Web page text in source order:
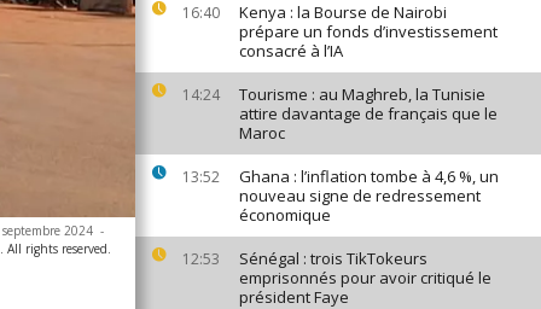
16:40
Kenya : la Bourse de Nairobi
prépare un fonds d’investissement
consacré à l’IA
14:24
Tourisme : au Maghreb, la Tunisie
attire davantage de français que le
Maroc
13:52
Ghana : l’inflation tombe à 4,6 %, un
nouveau signe de redressement
économique
12:53
Sénégal : trois TikTokeurs
emprisonnés pour avoir critiqué le
président Faye
2024 -
All rights reserved.